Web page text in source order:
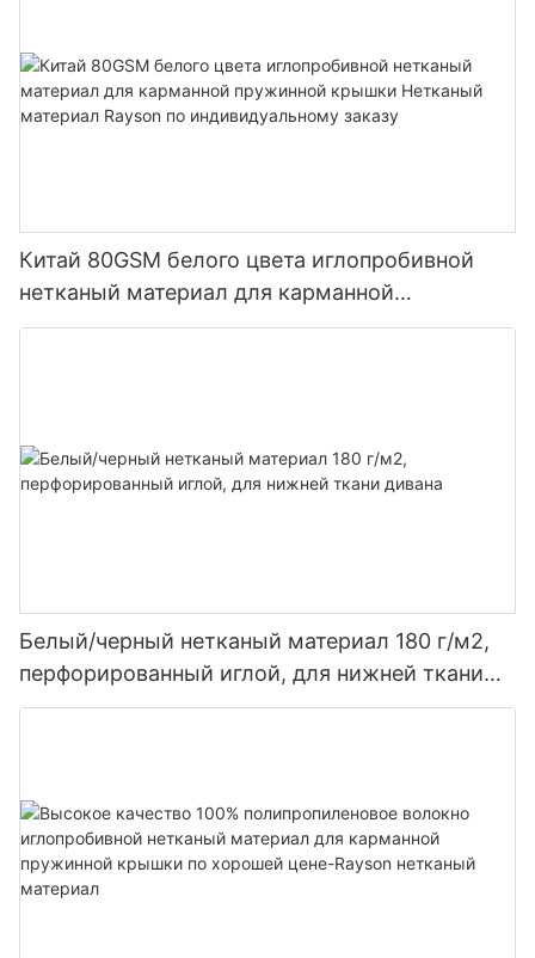
Китай 80GSM белого цвета иглопробивной
нетканый материал для карманной
пружинной крышки Нетканый материал
Белый/черный нетканый материал 180 г/м2,
перфорированный иглой, для нижней ткани
дивана